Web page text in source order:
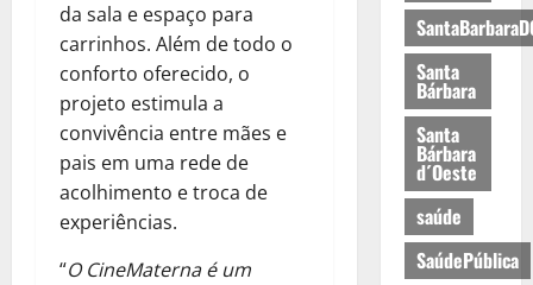
da sala e espaço para
carrinhos. Além de todo o
conforto oferecido, o
projeto estimula a
convivência entre mães e
pais em uma rede de
acolhimento e troca de
experiências.
“O CineMaterna é um
Santa
Bárbara
Santa
Bárbara
d´Oeste
saúde
SaúdePública